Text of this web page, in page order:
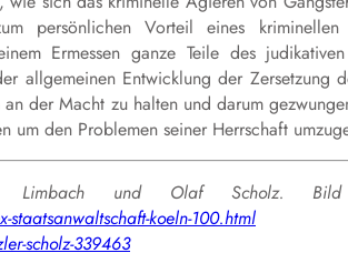
persönlichen Vorteil eines
Ermessen ganze Teile des
allgemeinen Entwicklung der Zersetzung
der Macht zu halten und darum
den Problemen seiner Herrschaft
Limbach und Olaf Scholz.
koeln-100.html
scholz-339463